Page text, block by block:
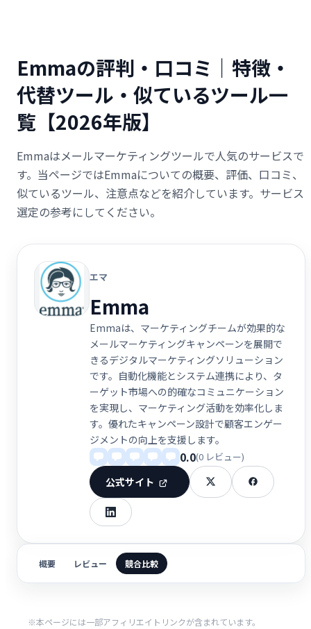
Emmaの評判・口コミ｜特徴・
代替ツール・似ているツール一
覧【2026年版】
Emmaはメールマーケティングツールで人気のサービスで
す。当ページではEmmaについての概要、評価、口コミ、
似ているツール、注意点などを紹介しています。サービス
選定の参考にしてください。
エマ
Emma
Emmaは、マーケティングチームが効果的な
メールマーケティングキャンペーンを展開で
きるデジタルマーケティングソリューション
です。自動化機能とシステム連携により、タ
ーゲット市場への的確なコミュニケーション
を実現し、マーケティング活動を効率化しま
す。優れたキャンペーン設計で顧客エンゲー
ジメントの向上を支援します。
0.0(0 レビュー)
公式サイト
概要 レビュー 競合比較
※本ページには一部アフィリエイトリンクが含まれています。